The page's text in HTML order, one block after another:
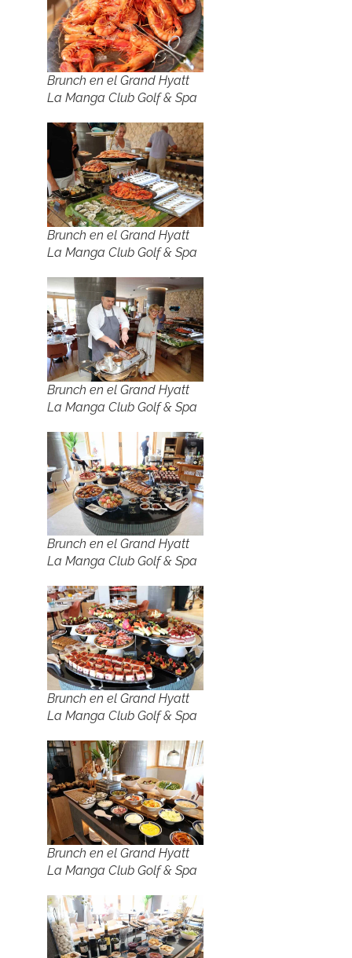
Brunch en el Grand Hyatt
La Manga Club Golf & Spa
Brunch en el Grand Hyatt
La Manga Club Golf & Spa
Brunch en el Grand Hyatt
La Manga Club Golf & Spa
Brunch en el Grand Hyatt
La Manga Club Golf & Spa
Brunch en el Grand Hyatt
La Manga Club Golf & Spa
Brunch en el Grand Hyatt
La Manga Club Golf & Spa